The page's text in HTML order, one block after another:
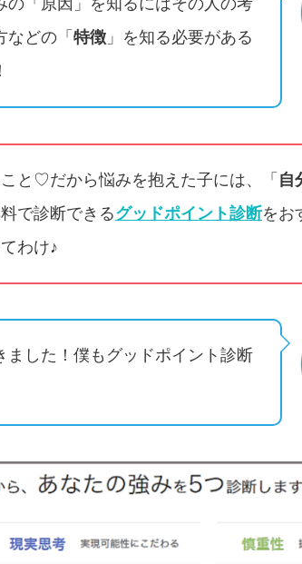
の「原因」を知るにはその人の考
などの「 特徴 」を知る必要がある
と♡だから悩みを抱えた子には、「 自
料で診断できるグッドポイント診断をお
わけ♪
ました！僕もグッドポイント診断